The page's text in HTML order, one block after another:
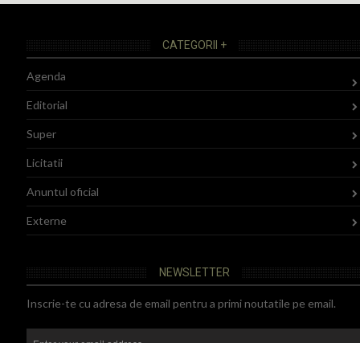
CATEGORII +
Agenda
Editorial
Super
Licitatii
Anuntul oficial
Externe
NEWSLETTER
Inscrie-te cu adresa de email pentru a primi noutatile pe email.